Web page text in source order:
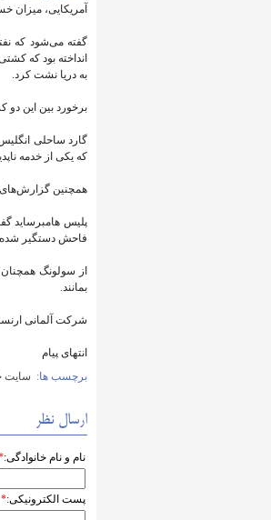
آمریکایی، میزان
گفته می‌شود که
انداخته بود که
به دریا نشت کرد.
برخورد بین این دو کشتی حدود ساعت ۱۰ روز دوشنبه
که یکی از خدمه
همچنین
فاحش دستگیر
از سولونگ همچنان
بمانند.
شرکت آلمانی
انتهای پیام
برچسب ها: سایت
ارسال نظر
نام و نام خانوادگی:
پست الکترونیکی:*